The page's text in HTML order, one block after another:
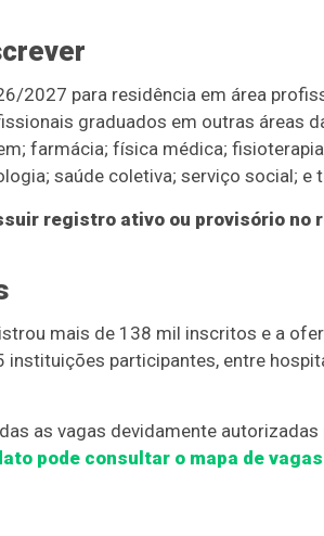
2027 para residência em área
graduados em outras áreas
farmácia; física médica;
saúde coletiva; serviço social; e
registro ativo ou provisório no
mais de 138 mil inscritos e a
instituições participantes, entre
as vagas devidamente
pode consultar o mapa de vagas